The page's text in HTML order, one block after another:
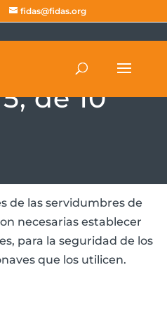
fidas@fidas.org
de 10
de las servidumbres de
necesarias establecer
para la seguridad de los
que los utilicen.